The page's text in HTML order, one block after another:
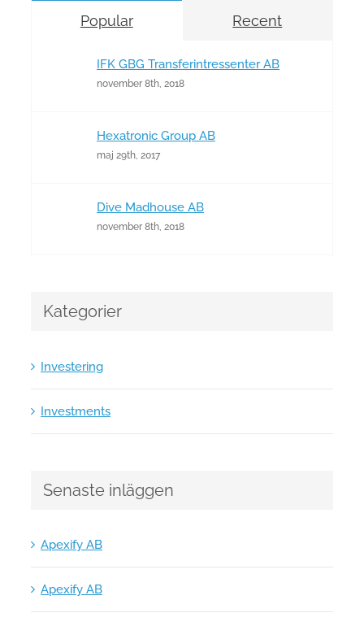
Popular Recent
IFK GBG Transferintressenter AB
november 8th, 2018
Hexatronic Group AB
maj 29th, 2017
Dive Madhouse AB
november 8th, 2018
Kategorier
Investering
Investments
Senaste inläggen
Apexify AB
Apexify AB